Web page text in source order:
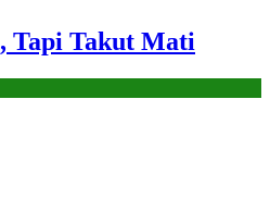
Tapi Takut Mati